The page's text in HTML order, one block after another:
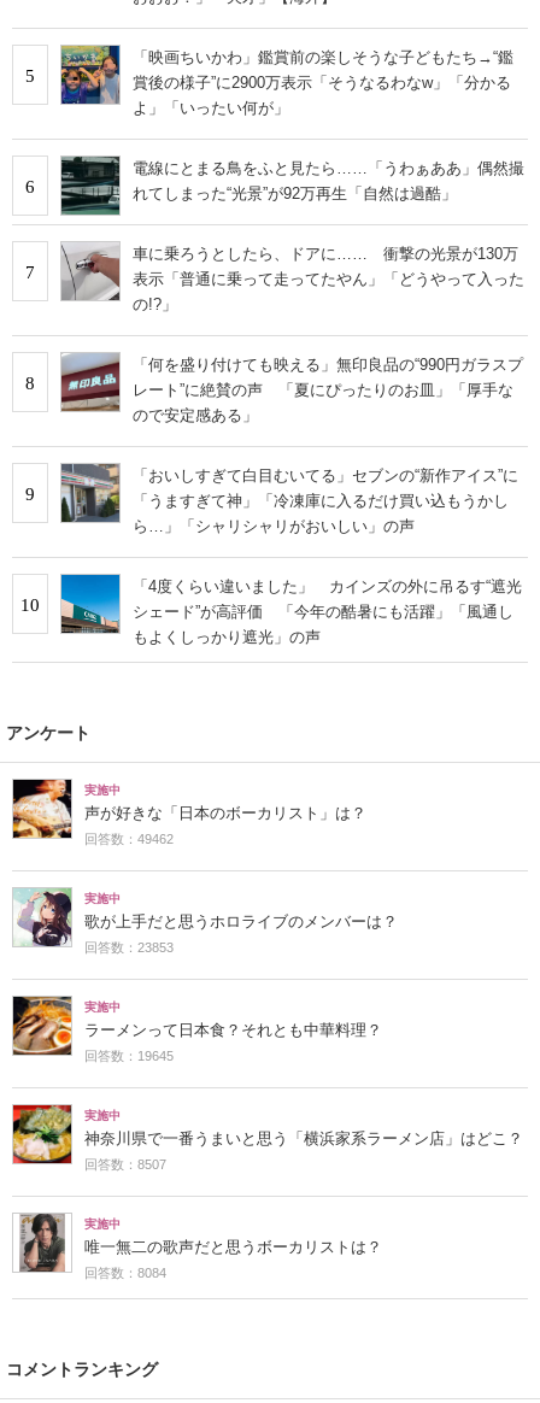
5
「映画ちいかわ」鑑賞前の楽しそうな子どもたち→“鑑
賞後の様子”に2900万表示「そうなるわなw」「分かる
よ」「いったい何が」
6
電線にとまる鳥をふと見たら……「うわぁああ」偶然撮
れてしまった“光景”が92万再生「自然は過酷」
7
車に乗ろうとしたら、ドアに…… 衝撃の光景が130万
表示「普通に乗って走ってたやん」「どうやって入った
の!?」
8
「何を盛り付けても映える」無印良品の“990円ガラスプ
レート”に絶賛の声 「夏にぴったりのお皿」「厚手な
ので安定感ある」
9
「おいしすぎて白目むいてる」セブンの“新作アイス”に
「うますぎて神」「冷凍庫に入るだけ買い込もうかし
ら…」「シャリシャリがおいしい」の声
10
「4度くらい違いました」 カインズの外に吊るす“遮光
シェード”が高評価 「今年の酷暑にも活躍」「風通し
もよくしっかり遮光」の声
アンケート
実施中
声が好きな「日本のボーカリスト」は？
回答数：49462
実施中
歌が上手だと思うホロライブのメンバーは？
回答数：23853
実施中
ラーメンって日本食？それとも中華料理？
回答数：19645
実施中
神奈川県で一番うまいと思う「横浜家系ラーメン店」はどこ？
回答数：8507
実施中
唯一無二の歌声だと思うボーカリストは？
回答数：8084
コメントランキング